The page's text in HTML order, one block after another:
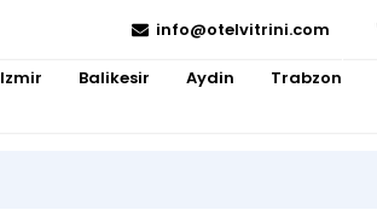
info@otelvitrini.com
Izmir Balikesir Aydin Trabzon